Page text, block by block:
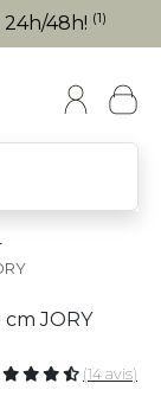
48h! (1)
JORY
(14 avis)